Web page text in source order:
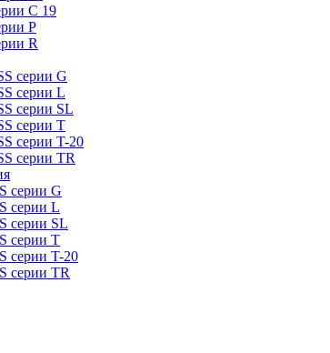
C 19
P
R
серии G
серии L
серии SL
серии T
серии T-20
серии TR
серии G
серии L
серии SL
серии T
серии T-20
серии TR